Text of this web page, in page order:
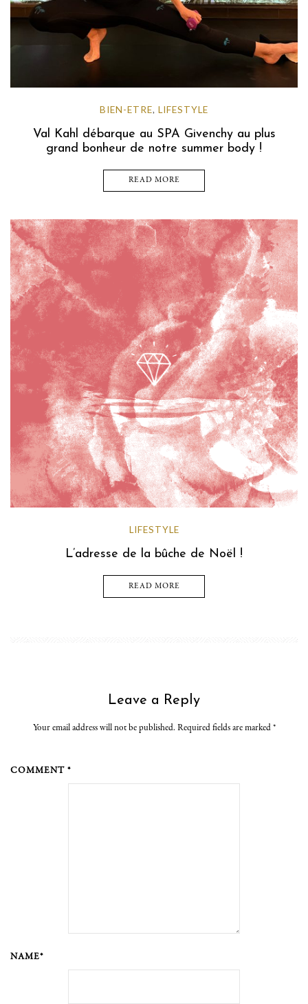
BIEN-ETRE, LIFESTYLE
Val Kahl débarque au SPA Givenchy au plus
grand bonheur de notre summer body !
READ MORE
LIFESTYLE
L’adresse de la bûche de Noël !
READ MORE
Leave a Reply
Your email address will not be published. Required fields are marked *
COMMENT *
NAME*